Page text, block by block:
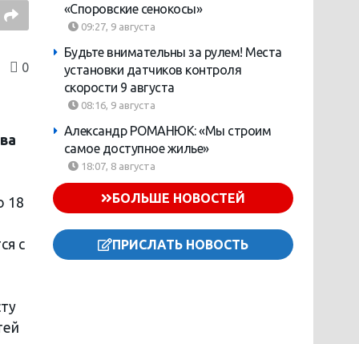
0
18
с
«Споровские сенокосы»
09:27, 9 августа
Будьте внимательны за рулем! Места
установки датчиков контроля
скорости 9 августа
08:16, 9 августа
Александр РОМАНЮК: «Мы строим
самое доступное жилье»
18:07, 8 августа
БОЛЬШЕ НОВОСТЕЙ
ПРИСЛАТЬ НОВОСТЬ